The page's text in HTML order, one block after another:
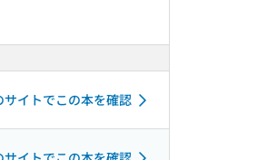
イトでこの本を確認